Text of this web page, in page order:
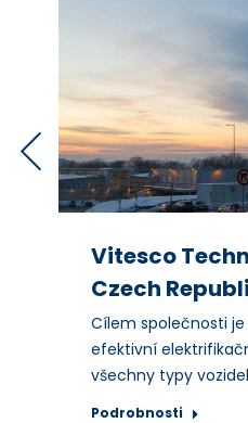
Vitesco
Czech
Cílem společnosti
efektivní
všechny typy
Podrobnosti